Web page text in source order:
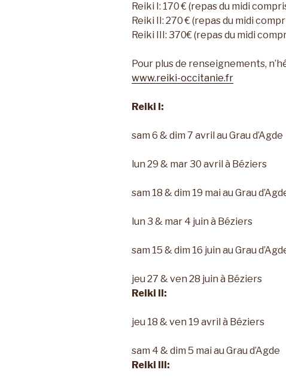
Reiki I: 170 € (repas du midi
Reiki II: 270 € (repas du midi
Reiki III: 370€ (repas du midi
Pour plus de renseignements,
www.reiki-occitanie.fr
Reiki I:
sam 6 & dim 7 avril au Grau d’Agde
lun 29 & mar 30 avril à Béziers
sam 18 & dim 19 mai au Grau
lun 3 & mar 4 juin à Béziers
sam 15 & dim 16 juin au Grau
jeu 27 & ven 28 juin à Béziers
Reiki II:
jeu 18 & ven 19 avril à Béziers
sam 4 & dim 5 mai au Grau d’Agde
Reiki III: